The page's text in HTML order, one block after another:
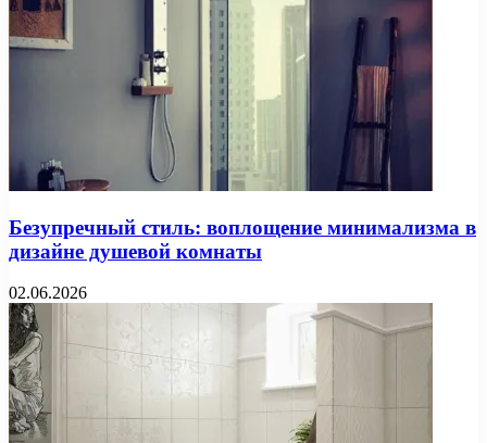
Безупречный стиль: воплощение минимализма в
дизайне душевой комнаты
02.06.2026